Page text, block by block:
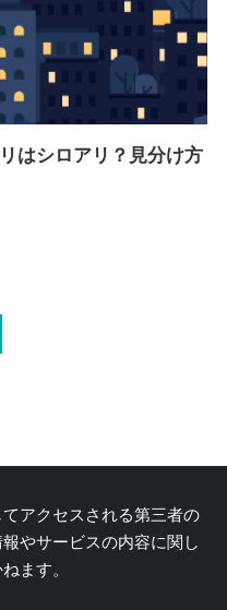
はシロアリ？見分け方
アクセスされる第三者の
やサービスの内容に関し
ます。